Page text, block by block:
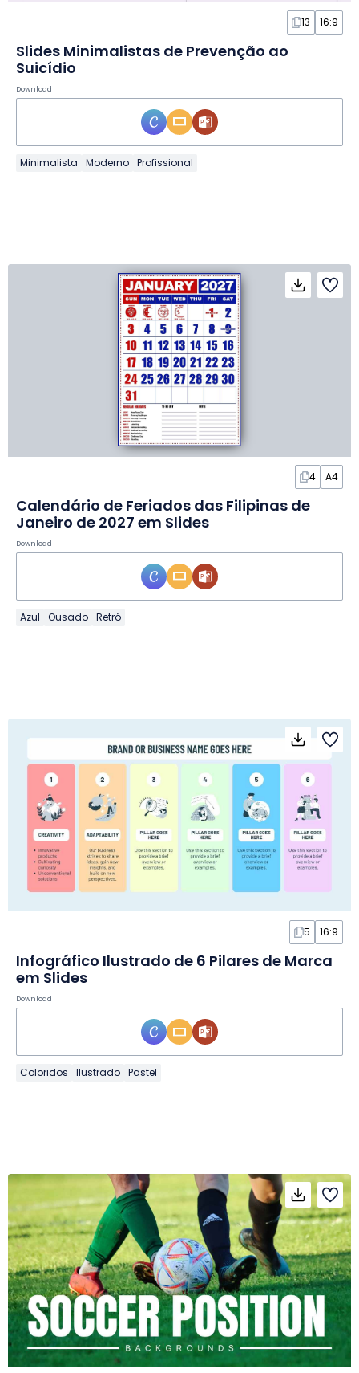
13 16:9
Slides Minimalistas de Prevenção ao
Suicídio
Download
Minimalista Moderno Profissional
4 A4
Calendário de Feriados das Filipinas de
Janeiro de 2027 em Slides
Download
Azul Ousado Retrô
5 16:9
Infográfico Ilustrado de 6 Pilares de Marca
em Slides
Download
Coloridos Ilustrado Pastel